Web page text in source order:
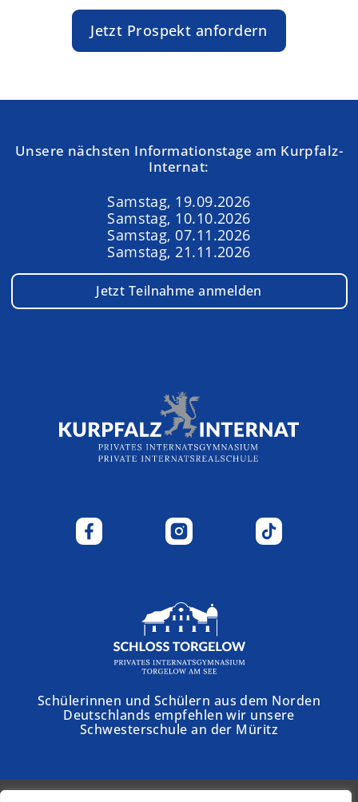
Jetzt Prospekt anfordern
Unsere nächsten Informationstage am Kurpfalz-
Internat:
Samstag, 19.09.2026
Samstag, 10.10.2026
Samstag, 07.11.2026
Samstag, 21.11.2026
Jetzt Teilnahme anmelden
Schülerinnen und Schülern aus dem Norden
Deutschlands empfehlen wir unsere
Schwesterschule an der Müritz